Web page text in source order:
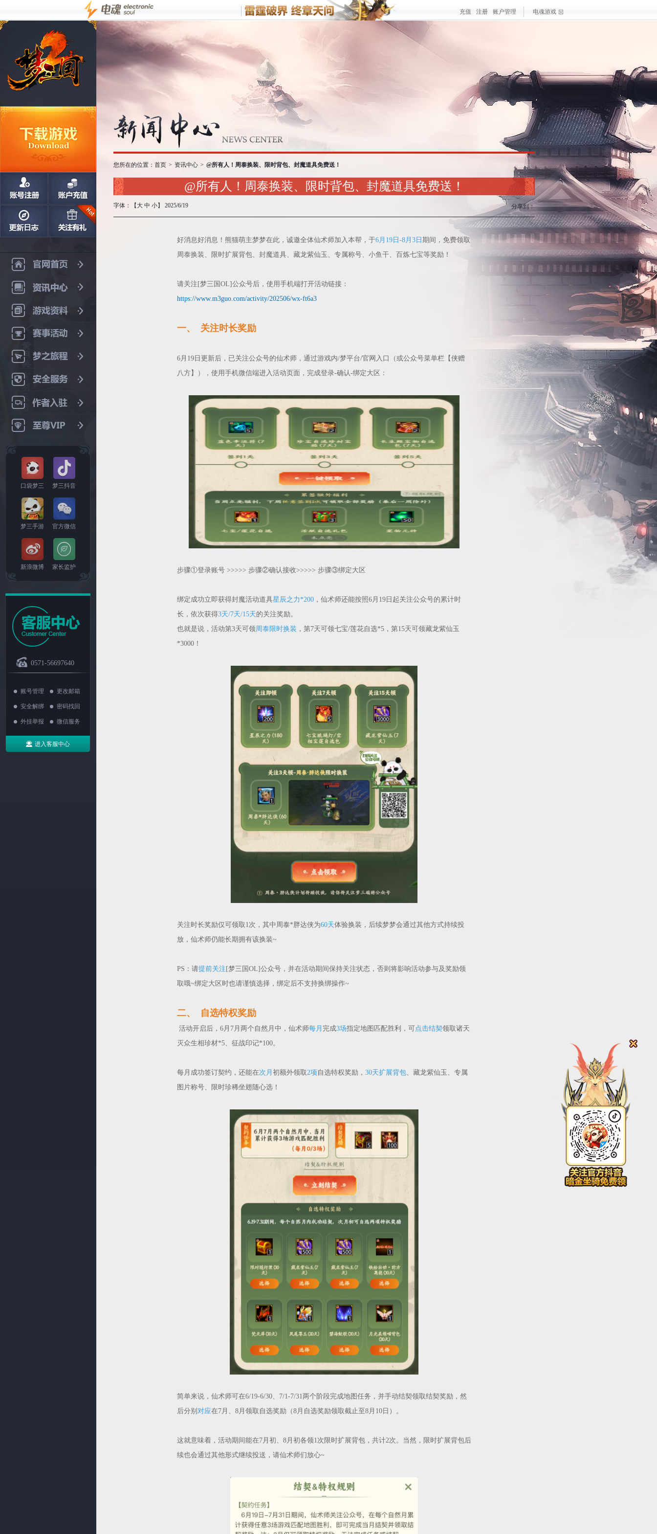
口袋梦三 梦三抖音
梦三手游 官方微信
新浪微博 家长监护
0571-56697640
账号管理 更改邮箱
安全解绑 密码找回
外挂举报 微信服务
进入客服中心
您所在的位置： 首页 > 资讯中心 > @所有人！周泰换装、限时背包、封魔道具免费送！
@所有人！周泰换装、限时背包、封魔道具免费送！
字体：【 大 中 小】 2025/6/19 分享到：
好消息好消息！熊猫萌主梦梦在此，诚邀全体仙术师加入本帮， 于6月19日 -8月3日 期间， 免费领取
周泰换装、限时扩展背包、封魔道具、藏龙紫仙玉、专属称号、小鱼干、百炼七宝等奖励 ！
请关注[梦三国OL]公众号后，使用手机端打开活动链接：
https://www.m3guo.com/activity/202506/wx-ft6a3
一、 关注时长奖励
6月19日更新后，已关注公众号的仙术师，通过游戏内/梦平台/官网入口
（或公众号菜单栏【侠赠
八方】）
，使用手机微信端进入活动页面，完成登录-确认-绑定大区：
步骤①登录账号 >>>>> 步骤②确认接收>>>>> 步骤③绑定大区
绑定成功立即获得封魔活动道具星辰之力*200 ，仙术师还能按照6月19日起关注公众号的累计时
长，依次获得3天/7天/15天的关注奖励。
也就是说，活动第3天可领周泰限时换装 ，第7天可领七宝/莲花自选*5，第15天可领藏龙紫仙玉
*3000 ！
关注时长奖励仅可领取1次，其中周泰*胖达侠为60天体验换装，后续梦梦会通过其他方式持续投
放，仙术师仍能长期拥有该换装~
PS：请提前关注 [梦三国OL]公众号，并在活动期间保持关注状态，否则将影响活动参与及奖励领
取哦~绑定大区时也请谨慎选择，绑定后不支持换绑操作~
二、 自选特权奖励
活动开启后，6月7月两个自然月中，仙术师每月 完成3场指定地图匹配胜利，可 点击结契领取诸天
灭众生相珍材*5、征战印记*100。
每月成功签订契约，还能在次月 初额外领取2项 自选特权奖励， 30天扩展背包、藏龙紫仙玉、专属
图片称号、限时珍稀坐翅随心选！
简单来说，仙术师可在6/19-6/30、7/1-7/31两个阶段完成地图任务，并手动结契领取结契奖励，然
后分别 对应在7月、8月领取自选奖励 （8月自选奖励领取截止至8月10日 ） 。
这就意味着，活动期间能在7月初、8月初各领1次限时扩展背包，共计2次。当然，限时扩展背包后
续也会通过其他形式继续投送，请仙术师们放心~
电魂游戏
客户端游戏 手机游戏
野蛮人大作
热门游戏
最新游戏
充值 注册 账户管理